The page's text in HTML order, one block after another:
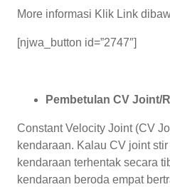
More informasi Klik Link
[njwa_button id=”2747″]
Pembetulan CV Joint/
Constant Velocity Joint (CV
kendaraan. Kalau CV joint
kendaraan terhentak secara
kendaraan beroda empat